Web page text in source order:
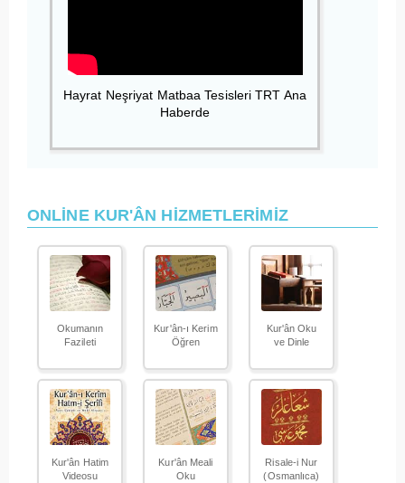
Hayrat Neşriyat Matbaa Tesisleri TRT Ana
Haberde
ONLİNE KUR'ÂN HİZMETLERİMİZ
Okumanın
Fazileti
Kur'ân-ı Kerim
Öğren
Kur'ân Oku
ve Dinle
Kur'ân Hatim
Videosu
Kur'ân Meali
Oku
Risale-i Nur
(Osmanlıca)